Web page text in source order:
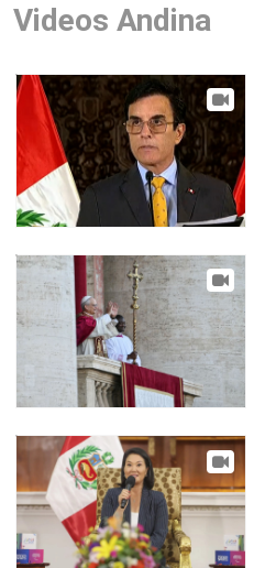
Videos Andina